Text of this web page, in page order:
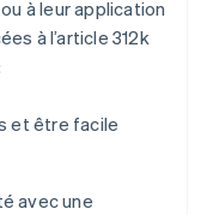
à leur application
à l’article 312k
et être facile
avec une